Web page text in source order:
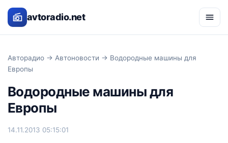
avtoradio.net
Авторадио → Автоновости → Водородные машины для
Европы
Водородные машины для
Европы
14.11.2013 05:15:01